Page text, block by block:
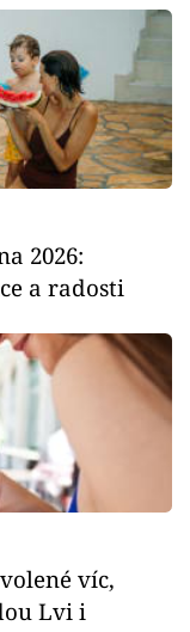
2026:
a radosti
víc,
Lvi i